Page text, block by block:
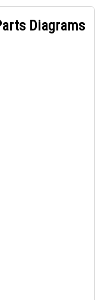
Parts Diagrams